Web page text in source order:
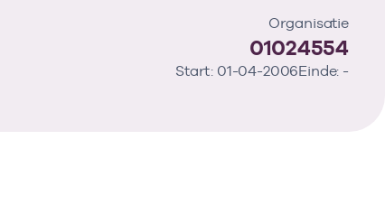
Organisatie
01024554
Start: 01-04-2006Einde: -